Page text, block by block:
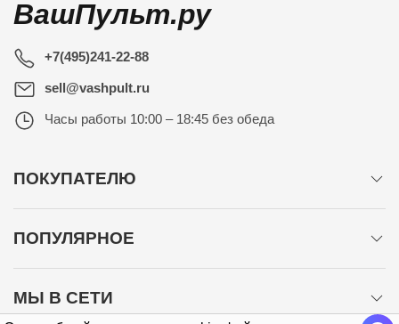
ВашПульт.ру
+7(495)241-22-88
sell@vashpult.ru
Часы работы 10:00 – 18:45 без обеда
ПОКУПАТЕЛЮ
ПОПУЛЯРНОЕ
МЫ В СЕТИ